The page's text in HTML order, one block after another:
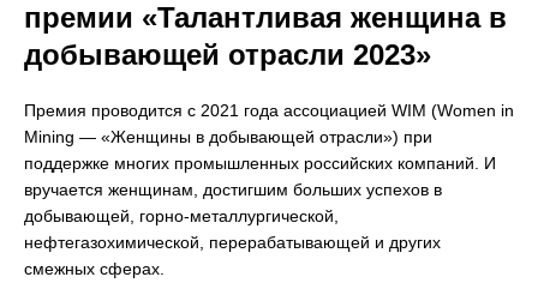
премии «Талантливая женщина в
добывающей отрасли 2023»
Премия проводится с 2021 года ассоциацией WIM (Women in
Mining — «Женщины в добывающей отрасли») при
поддержке многих промышленных российских компаний. И
вручается женщинам, достигшим больших успехов в
добывающей, горно-металлургической,
нефтегазохимической, перерабатывающей и других
смежных сферах.